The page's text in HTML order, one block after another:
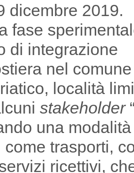
dicembre 2019.
fase
di integrazione
nel
località
stakeholder
una
come trasporti,
ricettivi,